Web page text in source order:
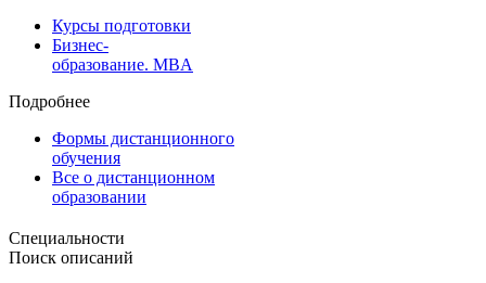
Курсы подготовки
Бизнес-
образование. MBA
Подробнее
Формы дистанционного
обучения
Все о дистанционном
образовании
Специальности
Поиск описаний